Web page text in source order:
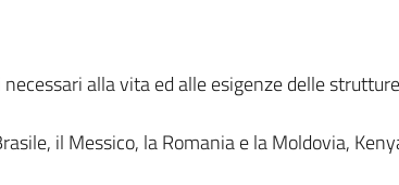
alla vita ed alle esigenze delle
il Messico, la Romania e la Moldovia,